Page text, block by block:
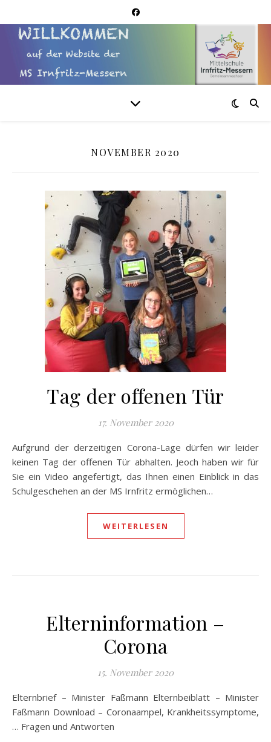
NOVEMBER 2020
Tag der offenen Tür
17. November 2020
Aufgrund der derzeitigen Corona-Lage dürfen wir leider
keinen Tag der offenen Tür abhalten. Jeoch haben wir für
Sie ein Video angefertigt, das Ihnen einen Einblick in das
Schulgeschehen an der MS Irnfritz ermöglichen…
WEITERLESEN
Elterninformation –
Corona
15. November 2020
Elternbrief – Minister Faßmann Elternbeiblatt – Minister
Faßmann Download – Coronaampel, Krankheitssymptome,
… Fragen und Antworten